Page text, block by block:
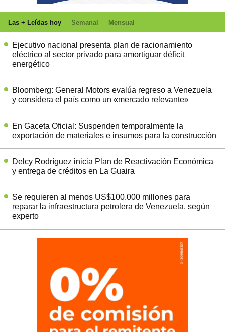
Las + Leídas hoy Semanal Mensual
Ejecutivo nacional presenta plan de racionamiento
eléctrico al sector privado para amortiguar déficit
energético
Bloomberg: General Motors evalúa regreso a Venezuela
y considera el país como un «mercado relevante»
En Gaceta Oficial: Suspenden temporalmente la
exportación de materiales e insumos para la construcción
Delcy Rodríguez inicia Plan de Reactivación Económica
y entrega de créditos en La Guaira
Se requieren al menos US$100.000 millones para
reparar la infraestructura petrolera de Venezuela, según
experto